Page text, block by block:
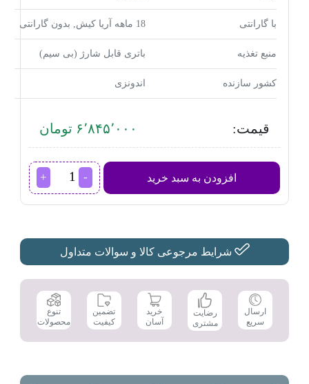
با گارانتی
منبع تغذیه باتری قابل شارژ (بی سیم)
کشور سازنده اندونزی
قیمت: ۶٬۸۴۵٬۰۰۰ تومان
افزودن به سبد خرید
ماشین
اصلاح
مدل
QP6531/70
عدد
شرایط مرجوعی کالا و سوالات متداول
ارسال
سریع
رضایت
مشتری
خرید
آسان
تضمین
کیفیت
تنوع
محصولات